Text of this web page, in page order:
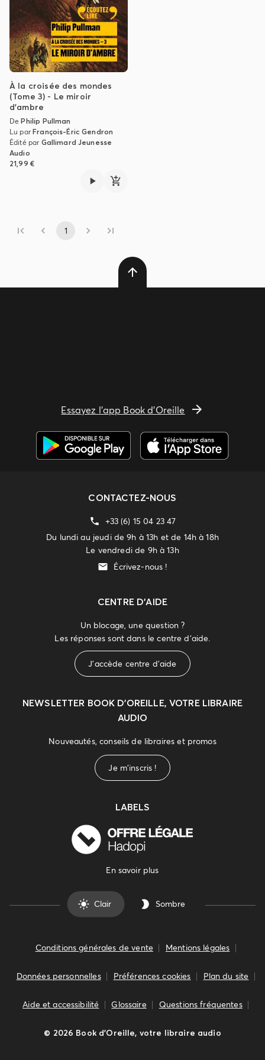
son plus grand succès. Photo : George Reszeter - 2007
À la croisée des mondes
(Tome 3) - Le miroir
d'ambre
DePhilip Pullman
Lu parFrançois-Éric Gendron
Édité par Gallimard Jeunesse
Audio
21,99 €
1
Essayez l'app Book d'Oreille
CONTACTEZ-NOUS
+33 (6) 15 04 23 47
Du lundi au jeudi de 9h à 13h et de 14h à 18h
Le vendredi de 9h à 13h
Écrivez-nous !
CENTRE D'AIDE
Un blocage, une question ?
Les réponses sont dans le centre d'aide.
J'accède centre d'aide
NEWSLETTER BOOK D’OREILLE, VOTRE LIBRAIRE
AUDIO
Nouveautés, conseils de libraires et promos
Je m'inscris !
LABELS
En savoir plus
Clair Sombre
Conditions générales de vente Mentions légales
Données personnelles Préférences cookies Plan du site
Aide et accessibilité Glossaire Questions fréquentes
© 2026 Book d’Oreille, votre libraire audio